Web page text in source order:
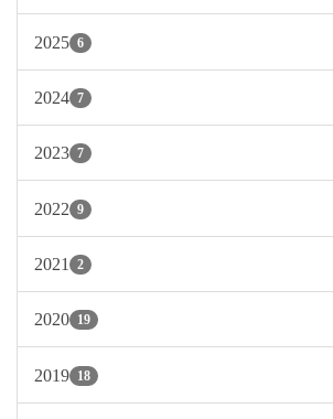
2025 6
2024 7
2023 7
2022 9
2021 2
2020 19
2019 18